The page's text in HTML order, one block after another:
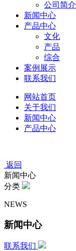
公司简介
新闻中心
产品中心
文化
产品
综合
案例展示
联系我们
网站首页
关于我们
新闻中心
产品中心
返回
新闻中心
分类
NEWS
新闻中心
联系我们